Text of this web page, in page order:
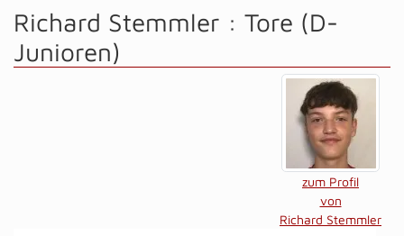
Richard Stemmler : Tore (D-
Junioren)
zum Profil
von
Richard Stemmler